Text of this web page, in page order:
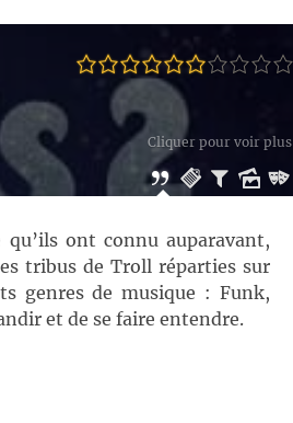
Cliquer pour voir plus
ont connu auparavant,
tribus de Troll réparties sur
genres de musique : Funk,
et de se faire entendre.